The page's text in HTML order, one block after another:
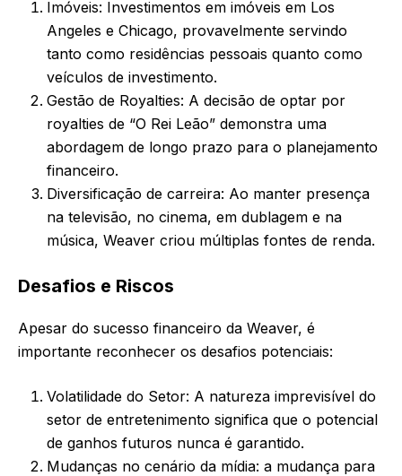
Imóveis: Investimentos em imóveis em Los
Angeles e Chicago, provavelmente servindo
tanto como residências pessoais quanto como
veículos de investimento.
Gestão de Royalties: A decisão de optar por
royalties de “O Rei Leão” demonstra uma
abordagem de longo prazo para o planejamento
financeiro.
Diversificação de carreira: Ao manter presença
na televisão, no cinema, em dublagem e na
música, Weaver criou múltiplas fontes de renda.
Desafios e Riscos
Apesar do sucesso financeiro da Weaver, é
importante reconhecer os desafios potenciais:
Volatilidade do Setor: A natureza imprevisível do
setor de entretenimento significa que o potencial
de ganhos futuros nunca é garantido.
Mudanças no cenário da mídia: a mudança para